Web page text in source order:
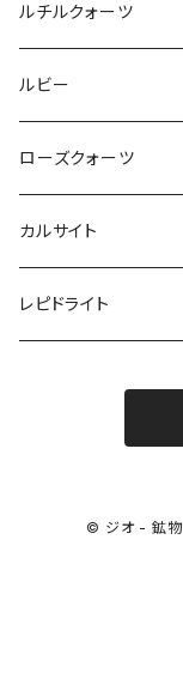
ルチルクォーツ
ルビー
ローズクォーツ
カルサイト
レピドライト
© ジオ - 鉱物